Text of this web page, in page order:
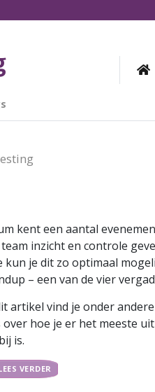
kent een aantal
inzicht en controle
kun je dit zo optimaal
– een van de vier
artikel vind je onder
over hoe je er het meeste
is.
VERDER